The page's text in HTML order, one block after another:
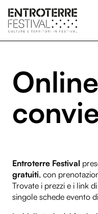
Online
Entroterre Festival
gratuiti, con
Trovate i prezzi e i link
singole schede evento